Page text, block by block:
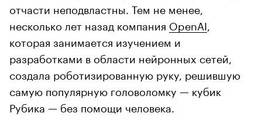
отчасти неподвластны. Тем не менее,
несколько лет назад компания OpenAI
которая занимается изучением и
разработками в области нейронных сетей,
создала роботизированную руку, решившую
самую популярную головоломку — кубик
Рубика — без помощи человека.